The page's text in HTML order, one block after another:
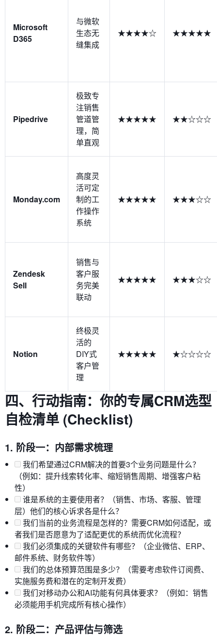
Microsoft
D365
与微软
生态无
缝集成
★★★★☆ ★★★★★
Pipedrive
极致专
注销售
管道管
理，简
单直观
★★★★★ ★★☆☆☆
Monday.com
高度灵
活可定
制的工
作操作
系统
★★★★★ ★★★☆☆
Zendesk
Sell
销售与
客户服
务完美
联动
★★★★★ ★★★☆☆
Notion
终极灵
活的
DIY式
客户管
理
★★★★★ ★☆☆☆☆
四、行动指南：你的专属CRM选型
自检清单 (Checklist)
1. 阶段一：内部需求梳理
我们希望通过CRM解决的首要3个业务问题是什么？
（例如：提升线索转化率、缩短销售周期、增强客户粘
性）
谁是系统的主要使用者？（销售、市场、客服、管理
层）他们的核心诉求各是什么？
我们当前的业务流程是怎样的？需要CRM如何适配，或
者我们是否愿意为了适配更优的系统而优化流程？
我们必须集成的关键软件有哪些？（企业微信、ERP、
邮件系统、财务软件等）
我们的总体预算范围是多少？（需要考虑软件订阅费、
实施服务费和潜在的定制开发费）
我们对移动办公和AI功能有何具体要求？（例如：销售
必须能用手机完成所有核心操作）
2. 阶段二：产品评估与筛选